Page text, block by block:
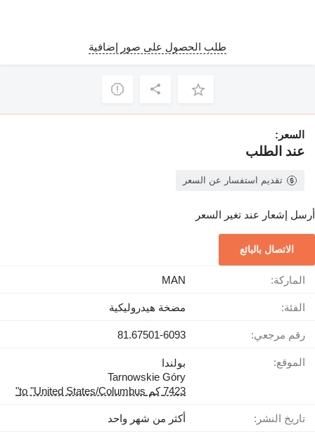
طلب الحصول على صور إضافية
السعر:
عند الطلب
تقديم استفسار عن السعر
أرسل إشعار عند تغير السعر
الاتصال بالبائع
الماركة: MAN
الفئة: مضخة هيدروليكية
رقم مرجعي: 81.67501-6093
الموقع:
بولندا
Tarnowskie Góry
7423 كم to "United States/Columbus"
تاريخ النشر: أكثر من شهر واحد